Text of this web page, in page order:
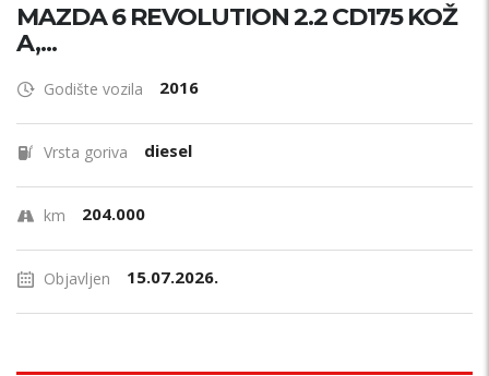
MAZDA 6 REVOLUTION 2.2 CD175 KOŽ
A,...
Godište vozila 2016
Vrsta goriva diesel
km 204.000
Objavljen 15.07.2026.